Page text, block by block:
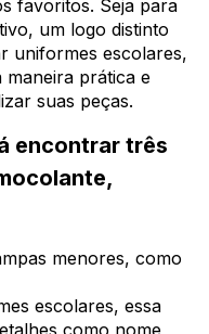
favoritos. Seja para
um logo distinto
uniformes escolares,
maneira prática e
suas peças.
encontrar três
menores, como
escolares, essa
como nome,